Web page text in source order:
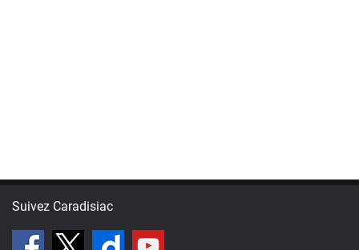
Suivez Caradisiac